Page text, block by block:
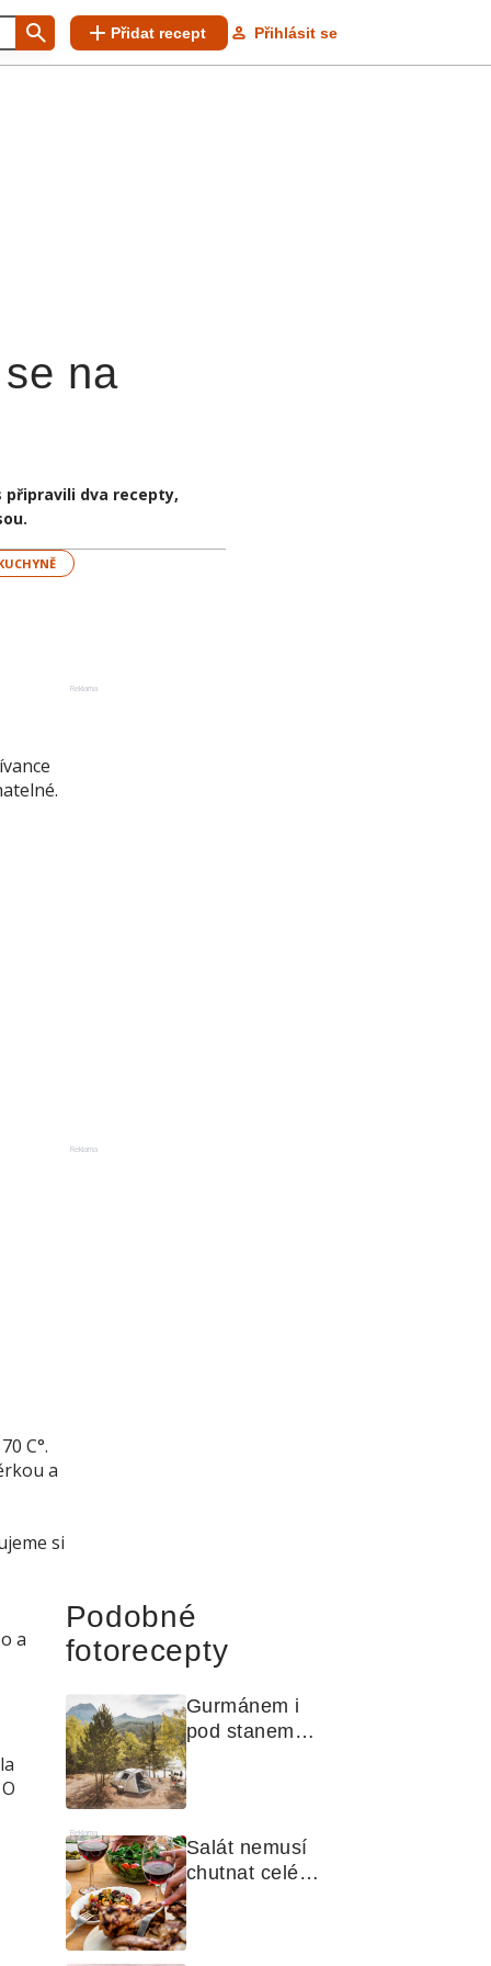
Přidat recept Přihlásit se
na
připravili dva recepty,
C°.
a
si
a
Reklama
Reklama
Podobné
fotorecepty
Gurmánem i
pod stanem?
Jak na polní
kuchyni a na
čem vařit
Reklama
Salát nemusí
chutnat celé
léto stejně.
Objevte
zálivky, které